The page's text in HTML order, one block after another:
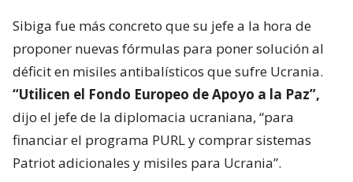
Sibiga fue más concreto que su jefe a la hora de
proponer nuevas fórmulas para poner solución al
déficit en misiles antibalísticos que sufre Ucrania.
“Utilicen el Fondo Europeo de Apoyo a la Paz”,
dijo el jefe de la diplomacia ucraniana, “para
financiar el programa PURL y comprar sistemas
Patriot adicionales y misiles para Ucrania”.